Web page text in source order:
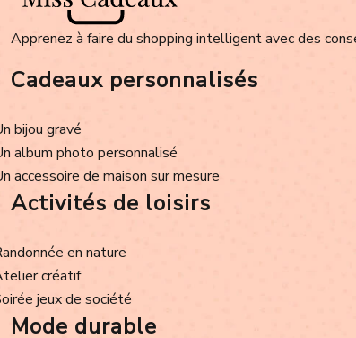
Apprenez à faire du shopping intelligent avec des
Cadeaux personnalisés
bijou gravé
album photo personnalisé
accessoire de maison sur mesure
Activités de loisirs
en nature
créatif
jeux de société
Mode durable